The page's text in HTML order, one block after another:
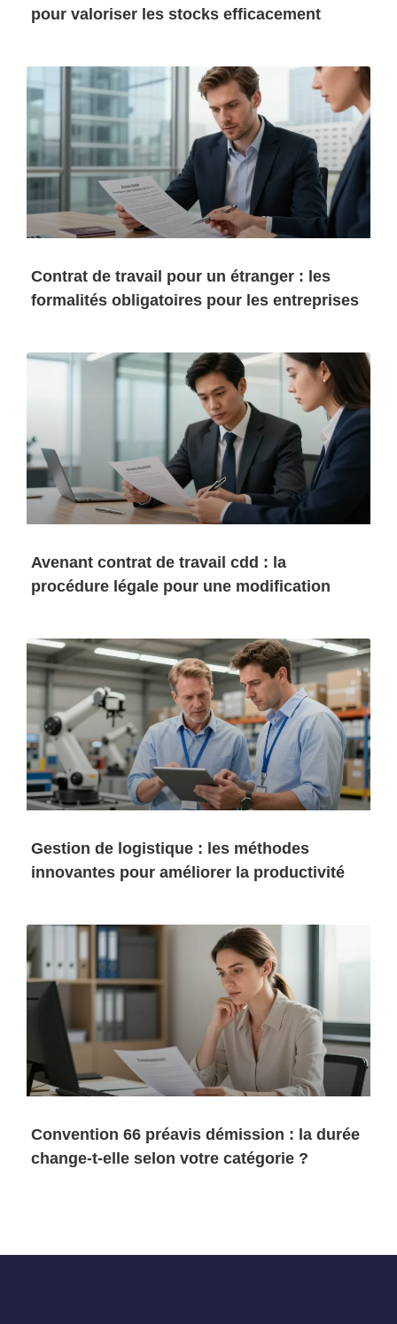
pour valoriser les stocks efficacement
Contrat de travail pour un étranger : les
formalités obligatoires pour les entreprises
Avenant contrat de travail cdd : la
procédure légale pour une modification
Gestion de logistique : les méthodes
innovantes pour améliorer la productivité
Convention 66 préavis démission : la durée
change-t-elle selon votre catégorie ?